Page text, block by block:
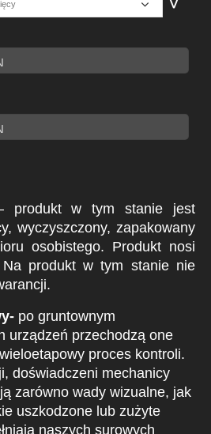
w tym stanie jest
wyczyszczony, zapakowany
osobistego. Produkt nosi
Na produkt w tym stanie nie
po gruntownym
urządzeń przechodzą one
proces kontroli.
doświadczeni mechanicy
zarówno wady wizualne, jak
uszkodzone lub zużyte
naszych surowych